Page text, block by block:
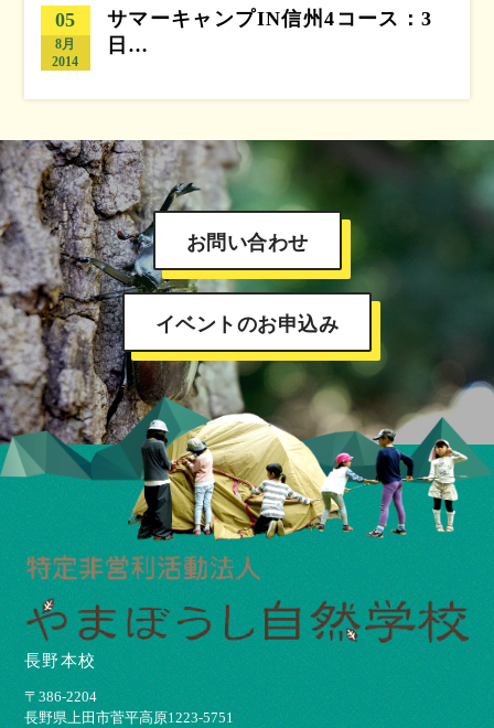
05
8月
2014
サマーキャンプIN信州4コース：3
日…
お問い合わせ
イベントのお申込み
長野本校
〒386-2204
⻑野県上⽥市菅平⾼原1223-5751